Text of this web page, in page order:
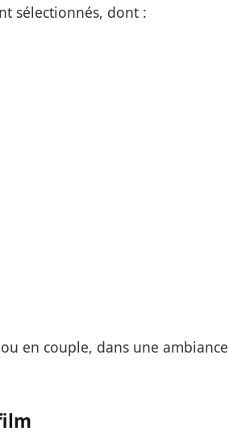
sélectionnés, dont :
en couple, dans une ambiance